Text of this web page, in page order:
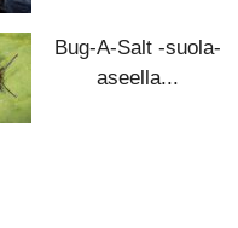
Bug-A-Salt -suola-
aseella...